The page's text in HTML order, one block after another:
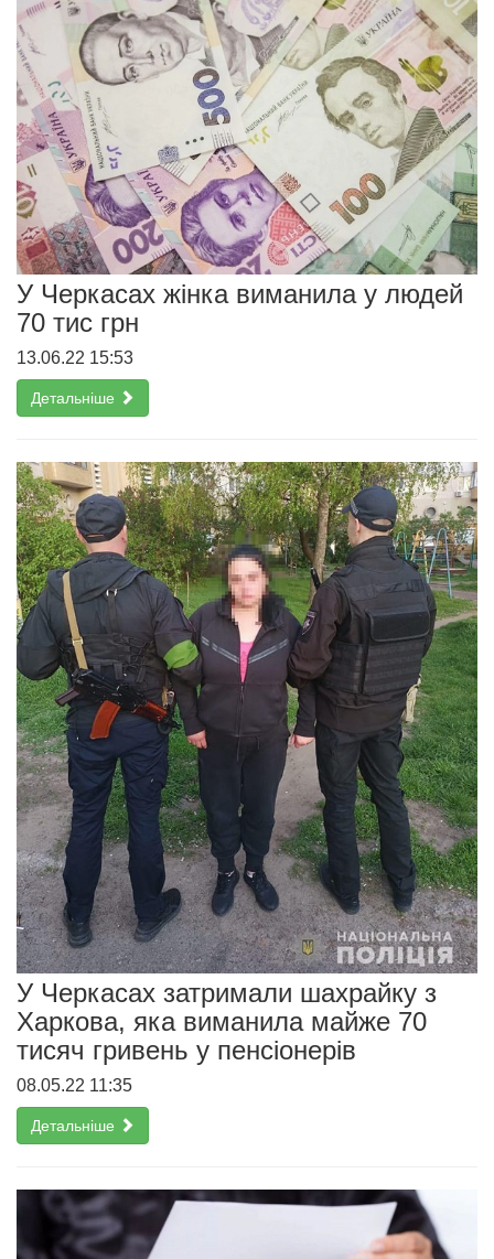
У Черкасах жінка виманила у людей
70 тис грн
13.06.22 15:53
Детальніше
У Черкасах затримали шахрайку з
Харкова, яка виманила майже 70
тисяч гривень у пенсіонерів
08.05.22 11:35
Детальніше